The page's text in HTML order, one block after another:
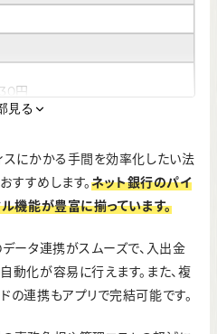
円
料
見る
スにかかる手間を効率化したい法
すすめします。ネット銀行のパイ
機能が豊富に揃っています。
ータ連携がスムーズで、入出金
化が容易に行えます。また、複
連携もアプリで完結可能です。